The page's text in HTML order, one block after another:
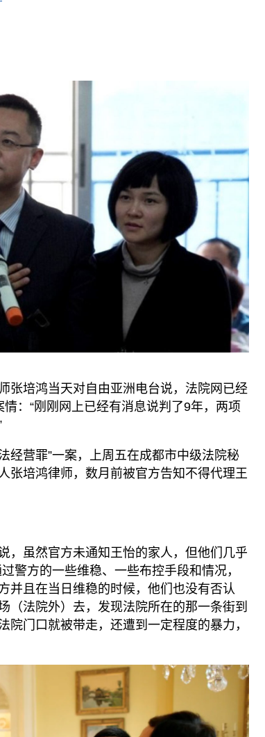
张培鸿当天对自由亚洲电台说，法院网已经
：“刚刚网上已经有消息说判了9年，两项
经营罪”一案，上周五在成都市中级法院秘
张培鸿律师，数月前被官方告知不得代理王
，虽然官方未通知王怡的家人，但他们几乎
警方的一些维稳、一些布控手段和情况，
并且在当日维稳的时候，他们也没有否认
（法院外）去，发现法院所在的那一条街到
院门口就被带走，还遭到一定程度的暴力，